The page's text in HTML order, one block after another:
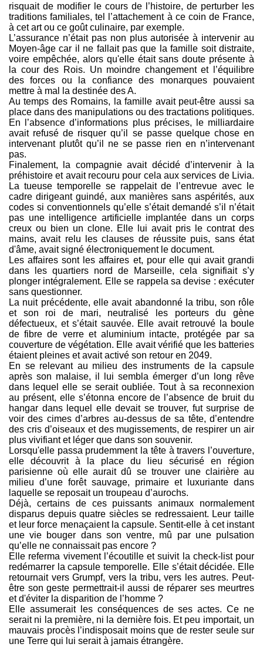
risquait de modifier le cours de l’histoire, de perturber les
traditions familiales, tel l’attachement à ce coin de France,
à cet art ou ce goût culinaire, par exemple.
L’assurance n’était pas non plus autorisée à intervenir au
Moyen-âge car il ne fallait pas que la famille soit distraite,
voire empêchée, alors qu'elle était sans doute présente à
la cour des Rois. Un moindre changement et l’équilibre
des forces ou la confiance des monarques pouvaient
mettre à mal la destinée des A.
Au temps des Romains, la famille avait peut-être aussi sa
place dans des manipulations ou des tractations politiques.
En l’absence d’informations plus précises, le milliardaire
avait refusé de risquer qu’il se passe quelque chose en
intervenant plutôt qu’il ne se passe rien en n’intervenant
pas.
Finalement, la compagnie avait décidé d’intervenir à la
préhistoire et avait recouru pour cela aux services de Livia.
La tueuse temporelle se rappelait de l’entrevue avec le
cadre dirigeant guindé, aux manières sans aspérités, aux
codes si conventionnels qu’elle s’était demandé s’il n’était
pas une intelligence artificielle implantée dans un corps
creux ou bien un clone. Elle lui avait pris le contrat des
mains, avait relu les clauses de réussite puis, sans état
d'âme, avait signé électroniquement le document.
Les affaires sont les affaires et, pour elle qui avait grandi
dans les quartiers nord de Marseille, cela signifiait s’y
plonger intégralement. Elle se rappela sa devise : exécuter
sans questionner.
La nuit précédente, elle avait abandonné la tribu, son rôle
et son roi de mari, neutralisé les porteurs du gène
défectueux, et s’était sauvée. Elle avait retrouvé la boule
de fibre de verre et aluminium intacte, protégée par sa
couverture de végétation. Elle avait vérifié que les batteries
étaient pleines et avait activé son retour en 2049.
En se relevant au milieu des instruments de la capsule
après son malaise, il lui sembla émerger d’un long rêve
dans lequel elle se serait oubliée. Tout à sa reconnexion
au présent, elle s’étonna encore de l’absence de bruit du
hangar dans lequel elle devait se trouver, fut surprise de
voir des cimes d’arbres au-dessus de sa tête, d’entendre
des cris d’oiseaux et des mugissements, de respirer un air
plus vivifiant et léger que dans son souvenir.
Lorsqu'elle passa prudemment la tête à travers l’ouverture,
elle découvrit à la place du lieu sécurisé en région
parisienne où elle aurait dû se trouver une clairière au
milieu d’une forêt sauvage, primaire et luxuriante dans
laquelle se reposait un troupeau d’aurochs.
Déjà, certains de ces puissants animaux normalement
disparus depuis quatre siècles se redressaient. Leur taille
et leur force menaçaient la capsule. Sentit-elle à cet instant
une vie bouger dans son ventre, mû par une pulsation
qu’elle ne connaissait pas encore ?
Elle referma vivement l’écoutille et suivit la check-list pour
redémarrer la capsule temporelle. Elle s’était décidée. Elle
retournait vers Grumpf, vers la tribu, vers les autres. Peut-
être son geste permettrait-il aussi de réparer ses meurtres
et d'éviter la disparition de l’homme ?
Elle assumerait les conséquences de ses actes. Ce ne
serait ni la première, ni la dernière fois. Et peu importait, un
mauvais procès l’indisposait moins que de rester seule sur
une Terre qui lui serait à jamais étrangère.